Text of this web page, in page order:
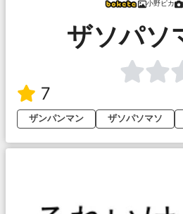
小野ピカ
ザソパソ
7
ザンパンマン
ザソパソマソ